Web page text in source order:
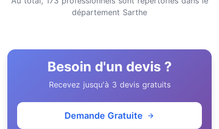
département Sarthe
Besoin d'un devis ?
Recevez jusqu'à 3 devis gratuits
Demande Gratuite